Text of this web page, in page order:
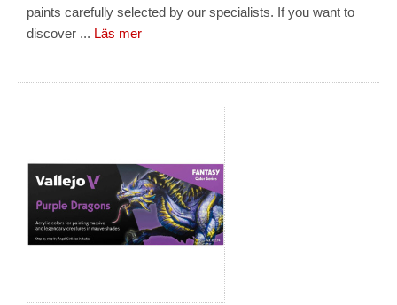
paints carefully selected by our specialists. If you want to
discover ... Läs mer